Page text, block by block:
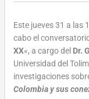
Este jueves 31 a las
cabo el
XX«, a cargo del Dr.
Universidad del
investigaciones
Colombia y sus